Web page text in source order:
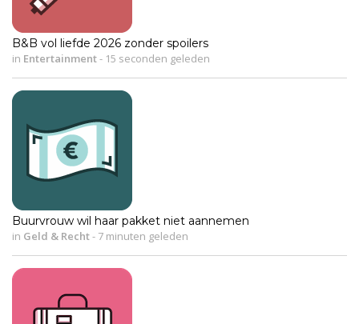
B&B vol liefde 2026 zonder spoilers
in Entertainment- 15 seconden geleden
Buurvrouw wil haar pakket niet aannemen
in Geld & Recht- 7 minuten geleden